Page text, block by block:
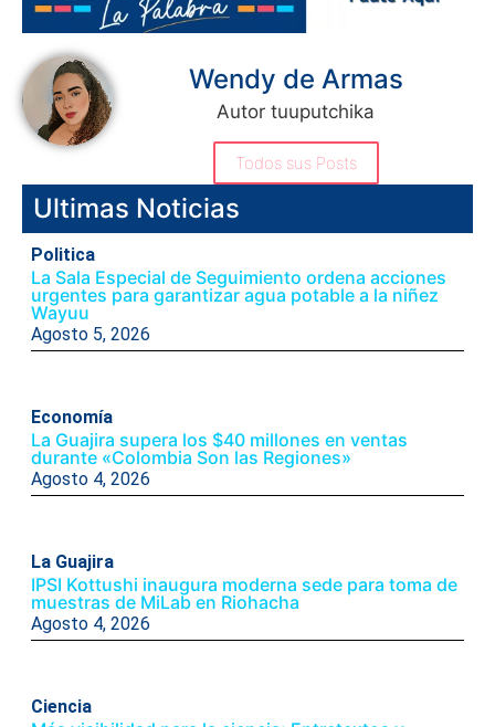
Wendy de Armas
Autor tuuputchika
Todos sus Posts
Ultimas Noticias
Politica
La Sala Especial de Seguimiento ordena acciones
urgentes para garantizar agua potable a la niñez
Wayuu
Agosto 5, 2026
Economía
La Guajira supera los $40 millones en ventas
durante «Colombia Son las Regiones»
Agosto 4, 2026
La Guajira
IPSI Kottushi inaugura moderna sede para toma de
muestras de MiLab en Riohacha
Agosto 4, 2026
Ciencia